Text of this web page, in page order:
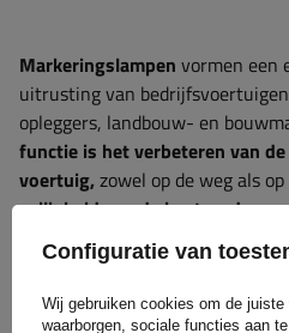
Markeringslampen vormen een
uitrusting van
opleggers, landbouw- en
functie is het verbeteren van
voertuig,zowel op de weg als
veiligheid van de bestuurder
aanzienlijk verhoogt
.
rol bij slecht zicht, zoals mist, 's
Ze helpen andere bestuurders
en positie van het voertuig
Configuratie van
Wij gebruiken cookies om de
waarborgen, sociale functies aan